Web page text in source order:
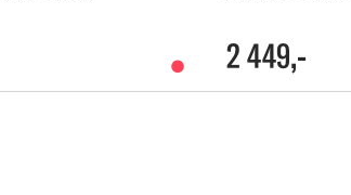
2 449,-